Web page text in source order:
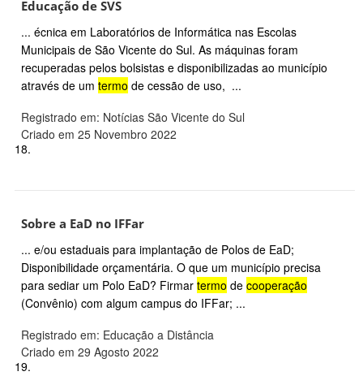
Educação de SVS
... écnica em Laboratórios de Informática nas Escolas
Municipais de São Vicente do Sul. As máquinas foram
recuperadas pelos bolsistas e disponibilizadas ao município
através de um termo de cessão de uso, ...
Registrado em: Notícias São Vicente do Sul
Criado em 25 Novembro 2022
18.
Sobre a EaD no IFFar
... e/ou estaduais para implantação de Polos de EaD;
Disponibilidade orçamentária. O que um município precisa
para sediar um Polo EaD? Firmar termo de cooperação
(Convênio) com algum campus do IFFar; ...
Registrado em: Educação a Distância
Criado em 29 Agosto 2022
19.